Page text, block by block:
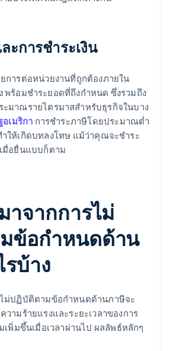
ะการชำระเงิน
การต่อหน่วยงานที่ถูกต้องภายใน
พร้อมชำระยอดที่ถึงกำหนด ซึ่งรวมถึง
ะมาณรายไตรมาสสำหรับธุรกิจในบาง
เมริกา การชำระภาษีโดยประมาณต่ำ
ำให้เกิดบทลงโทษ แม้ว่าคุณจะชำระ
มื่อยื่นแบบก็ตาม
าจากการไม่
ข้อกำหนดด้าน
บ้าง
ม่ปฏิบัติตามข้อกำหนดด้านภาษีจะ
ามร้ายแรงและระยะเวลาของการ
เพิ่มขึ้นเมื่อเวลาผ่านไป ผลลัพธ์หลักๆ